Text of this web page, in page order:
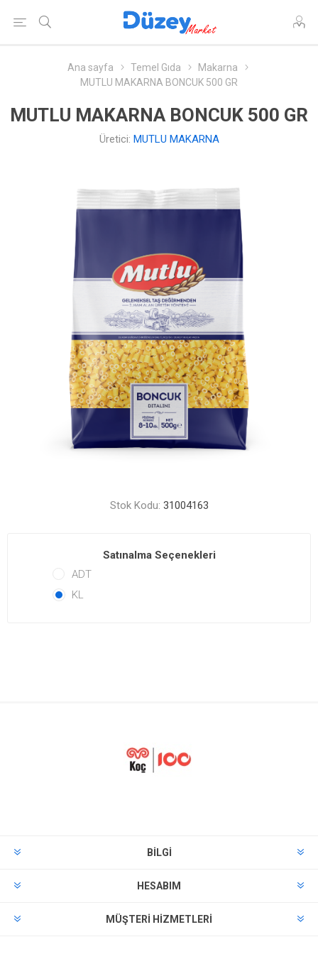
Ana sayfa Temel Gıda
Makarna
MUTLU MAKARNA BONCUK 500 GR
MUTLU MAKARNA BONCUK 500 GR
Üretici: MUTLU MAKARNA
Stok Kodu: 31004163
Satınalma Seçenekleri
ADT
KL
BILGI
HESABIM
MÜŞTERI HIZMETLERI